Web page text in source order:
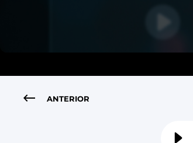
ANTERIOR